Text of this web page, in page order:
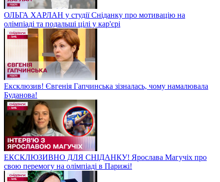
ОЛЬГА ХАРЛАН у студії Сніданку про мотивацію на
олімпіаді та подальші цілі у кар'єрі
Ексклюзив! Євгенія Гапчинська зізналась, чому намалювала
Буданова!
ЕКСКЛЮЗИВНО ДЛЯ СНІДАНКУ! Ярослава Магучіх про
свою перемогу на олімпіаді в Парижі!